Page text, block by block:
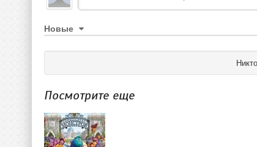
Новые
Посмотрите еще